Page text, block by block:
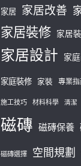
家居 家居改善
家居裝修 家居
家居設計 家
家庭裝修 家裝 專業
施工技巧 材料科學 清潔
磁磚 磁磚保養
磁磚選擇 空間規劃